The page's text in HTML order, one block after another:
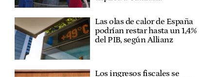
Las olas de calor de España
podrían restar hasta un 1,4%
del PIB, según Allianz
Los ingresos fiscales se